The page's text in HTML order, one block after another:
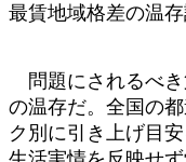
最賃地域格差の温
問題にされるべき
の温存だ。全国の
ク別に引き上げ目